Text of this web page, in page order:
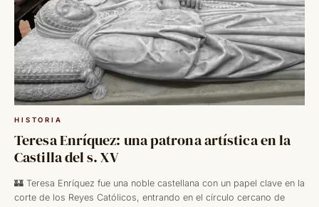
HISTORIA
Teresa Enríquez: una patrona artística en la
Castilla del s. XV
🏰 Teresa Enríquez fue una noble castellana con un papel clave en la
corte de los Reyes Católicos, entrando en el círculo cercano de